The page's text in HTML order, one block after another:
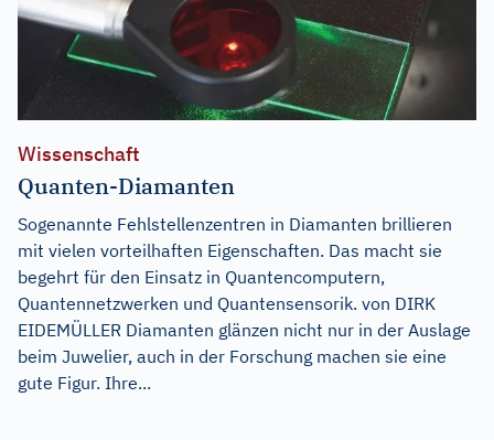
Wissenschaft
Quanten-Diamanten
Sogenannte Fehlstellenzentren in Diamanten brillieren
mit vielen vorteilhaften Eigenschaften. Das macht sie
begehrt für den Einsatz in Quantencomputern,
Quantennetzwerken und Quantensensorik. von DIRK
EIDEMÜLLER Diamanten glänzen nicht nur in der Auslage
beim Juwelier, auch in der Forschung machen sie eine
gute Figur. Ihre...